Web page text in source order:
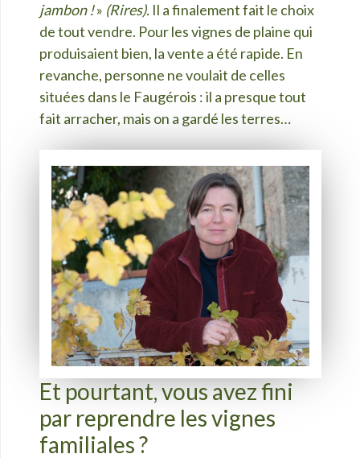
jambon !» (Rires). Il a finalement fait le choix
de tout vendre. Pour les vignes de plaine qui
produisaient bien, la vente a été rapide. En
revanche, personne ne voulait de celles
situées dans le Faugérois : il a presque tout
fait arracher, mais on a gardé les terres…
Et pourtant, vous avez fini
par reprendre les vignes
familiales ?